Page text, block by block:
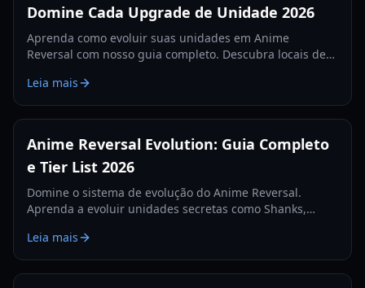
Domine Cada Upgrade de Unidade 2026
Aprenda como evoluir suas unidades em Anime
Reversal com nosso guia completo. Descubra locais de
farm.
Leia mais
Anime Reversal Evolution: Guia Completo
e Tier List 2026
Domine o sistema de evolução do Anime Reversal.
Aprenda a evoluir unidades secretas como Shanks,
ranking.
Leia mais